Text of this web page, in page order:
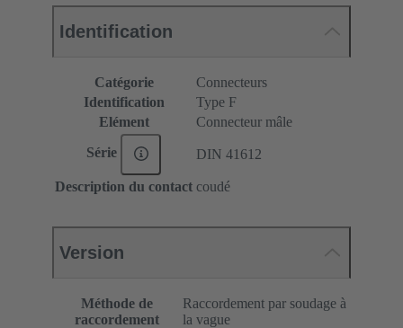
Identification
Catégorie
Connecteurs
Identification
Type F
Elément
Connecteur mâle
Série DIN 41612
Description du contact coudé
Version
Méthode de
raccordement
Raccordement par soudage à
la vague